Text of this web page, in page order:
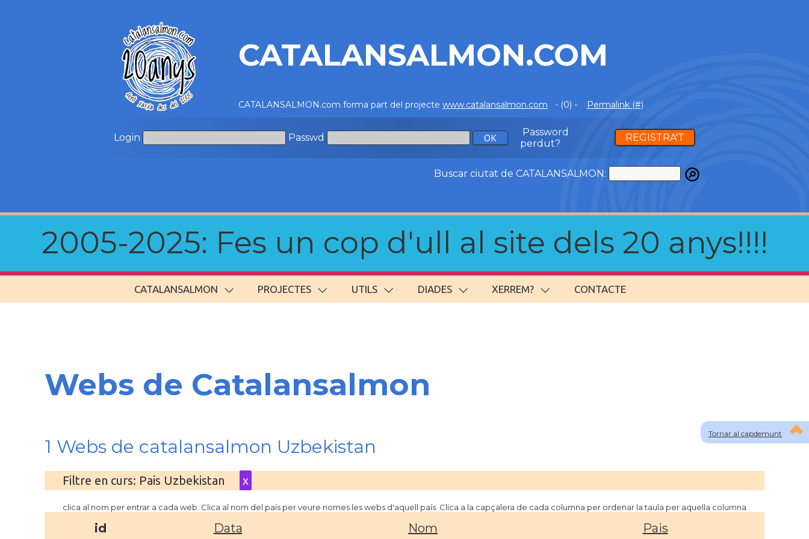
CATALANSALMON.COM
CATALANSALMON.com forma part del projecte www.catalansalmon.com - (0) - Permalink (#)
Login Passwd
Password
perdut?
REGISTRA'T
Buscar ciutat de CATALANSALMON:
2005-2025: Fes un cop d'ull al site dels 20 anys!!!!
CATALANSALMON PROJECTES UTILS DIADES XERREM? CONTACTE
Tornar al capdemunt
Webs de Catalansalmon
1 Webs de catalansalmon Uzbekistan
Filtre en curs: Pais Uzbekistan x
clica al nom per entrar a cada web. Clica al nom del país per veure nomes les webs d'aquell país. Clica a la capçalera de cada columna per ordenar la taula per aquella columna
id Data Nom Pais